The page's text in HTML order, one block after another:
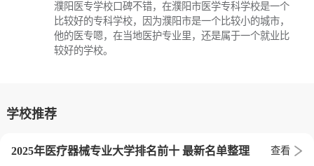
濮阳医专学校口碑不错，在濮阳市医学专科学校是一个
比较好的专科学校，因为濮阳市是一个比较小的城市，
他的医专嗯，在当地医护专业里，还是属于一个就业比
较好的学校。
学校推荐
2025年医疗器械专业大学排名前十 最新名单整理 查看